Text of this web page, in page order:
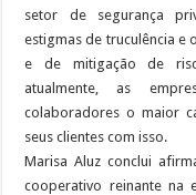
setor de segurança
estigmas de truculência e
e de mitigação de
atualmente, as
colaboradores o maior
seus clientes com isso.
Marisa Aluz conclui
cooperativo reinante na